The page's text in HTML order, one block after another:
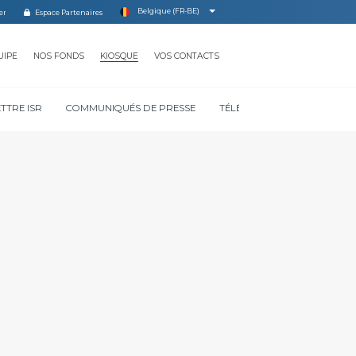
Espace Partenaires Belgique (FR-BE)
NOS FONDS KIOSQUE
ISR COMMUNIQUÉS DE PRESSE TÉLÉCHARGER NOS
VOS CONTACTS